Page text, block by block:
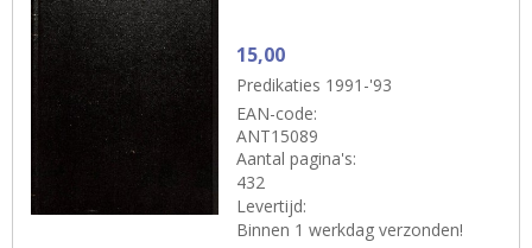
15,00
Predikaties 1991-'93
EAN-code:
ANT15089
Aantal pagina's:
432
Levertijd:
Binnen 1 werkdag verzonden!